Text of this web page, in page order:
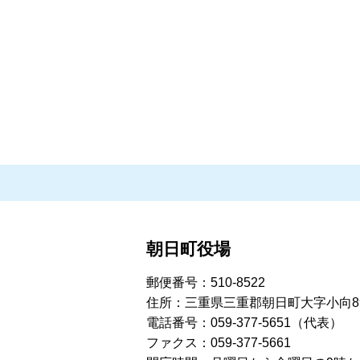
朝日町役場
郵便番号：510-8522
住所：三重県三重郡朝日町大字小向
電話番号：059-377-5651（代表）
ファクス：059-377-5661